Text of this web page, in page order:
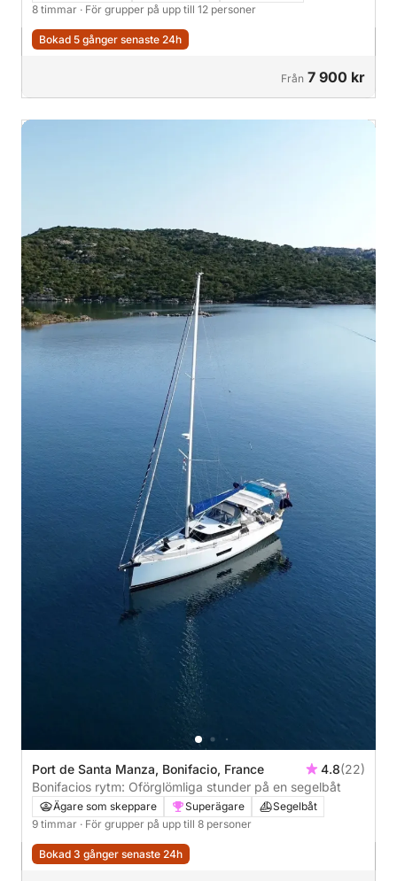
8 timmar · För grupper på upp till 12 personer
Bokad 5 gånger senaste 24h
Från 7 900 kr
Port de Santa Manza, Bonifacio, France 4.8(22)
Bonifacios rytm: Oförglömliga stunder på en segelbåt
Ägare som skeppare Superägare
Segelbåt
9 timmar · För grupper på upp till 8 personer
Bokad 3 gånger senaste 24h